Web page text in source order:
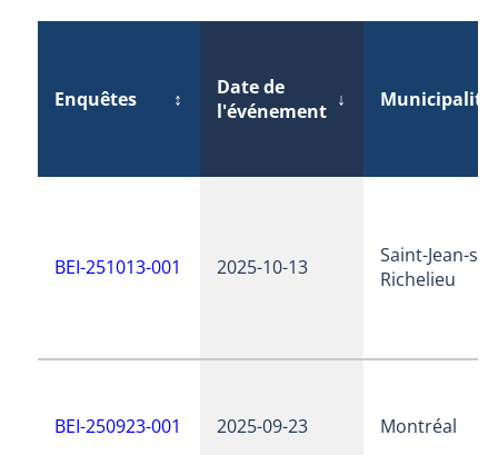
Enquêtes ↕
Date de
l'événement ↓ Municipalité
BEI-251013-001 2025-10-13
Saint-Jean-
Richelieu
BEI-250923-001 2025-09-23 Montréal